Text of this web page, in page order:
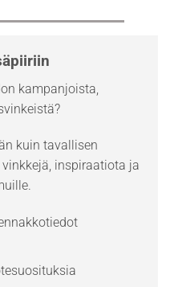
kampanjoista,
kuin tavallisen
inspiraatiota ja